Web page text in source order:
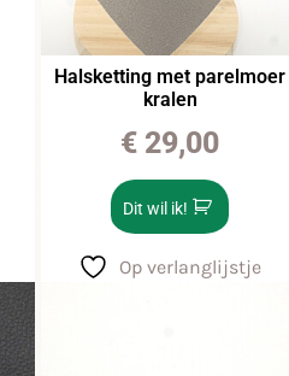
Halsketting met parelmoer
kralen
€ 29,00
Dit wil ik!
Op verlanglijstje